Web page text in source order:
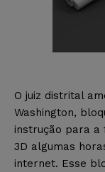
O juiz distrital
Washington,
instrução para a
3D algumas
internet. Esse